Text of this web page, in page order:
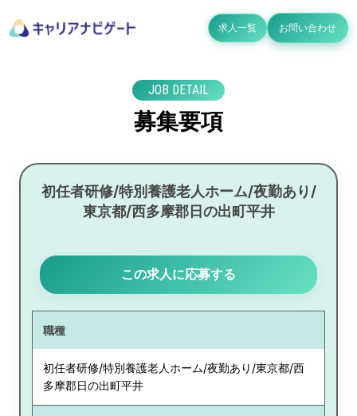
求人一覧 お問い合わせ
JOB DETAIL
募集要項
初任者研修/特別養護老人ホーム/夜勤あり/
東京都/西多摩郡日の出町平井
この求人に応募する
職種
初任者研修/特別養護老人ホーム/夜勤あり/東京都/西
多摩郡日の出町平井